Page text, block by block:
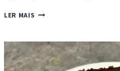
LER MAIS ROULADE
E
COGUMELOS,
RICA